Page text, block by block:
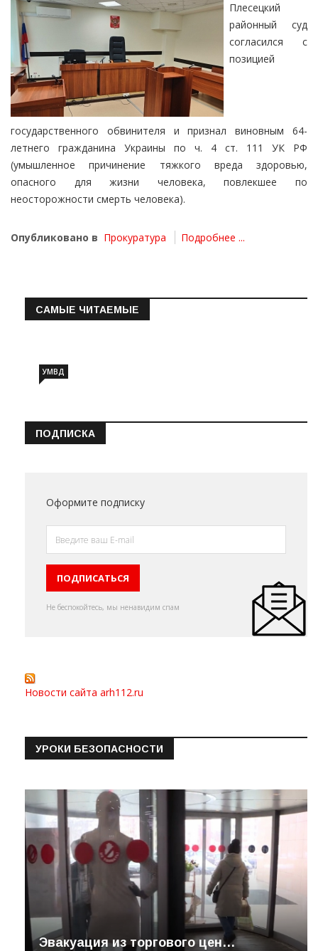
Плесецкий
районный суд
согласился с
позицией
государственного обвинителя и признал виновным 64-
летнего гражданина Украины по ч. 4 ст. 111 УК РФ
(умышленное причинение тяжкого вреда здоровью,
опасного для жизни человека, повлекшее по
неосторожности смерть человека).
Опубликовано в Прокуратура Подробнее ...
САМЫЕ ЧИТАЕМЫЕ
УМВД
ПОДПИСКА
Оформите подписку
Не беспокойтесь, мы ненавидим спам
Новости сайта arh112.ru
УРОКИ БЕЗОПАСНОСТИ
Эвакуация из торгового цен…